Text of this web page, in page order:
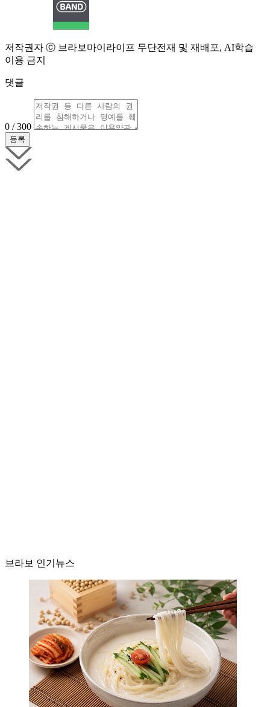
저작권자 ⓒ 브라보마이라이프 무단전재 및 재배포, AI학습
이용 금지
댓글
0 / 300
브라보 인기뉴스